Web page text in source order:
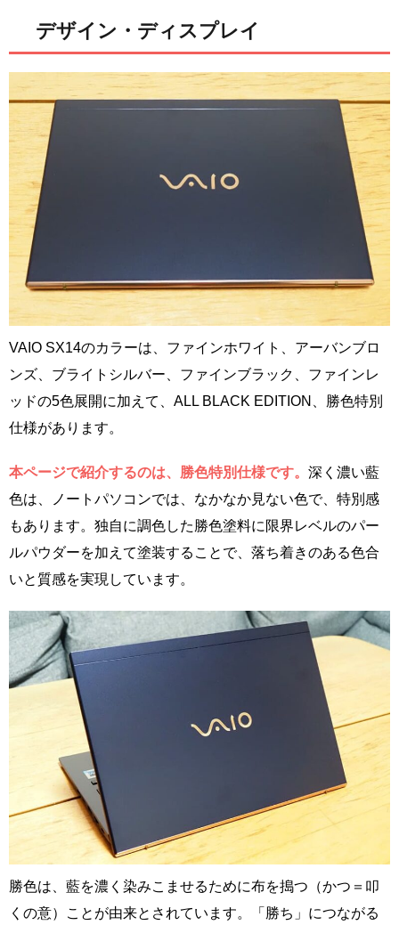
デザイン・ディスプレイ
VAIO SX14のカラーは、ファインホワイト、アーバンブロ
ンズ、ブライトシルバー、ファインブラック、ファインレ
ッドの5色展開に加えて、ALL BLACK EDITION、勝色特別
仕様があります。
本ページで紹介するのは、勝色特別仕様です。 深く濃い藍
色は、ノートパソコンでは、なかなか見ない色で、特別感
もあります。独自に調色した勝色塗料に限界レベルのパー
ルパウダーを加えて塗装することで、落ち着きのある色合
いと質感を実現しています。
勝色は、藍を濃く染みこませるために布を搗つ（かつ＝叩
くの意）ことが由来とされています。「勝ち」につながる